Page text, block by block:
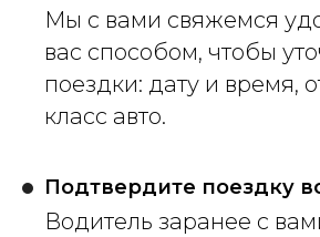
Мы с вами свяжемся
вас способом, чтобы
поездки: дату и время,
класс авто.
Подтвердите поездку
Водитель заранее с